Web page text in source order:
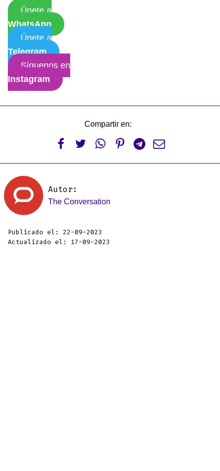
Únete a
WhatsApp
Únete a
Telegram
Síguenos en
Instagram
Compartir en:
     
Autor:
The Conversation
Publicado el: 22-09-2023
Actualizado el: 17-09-2023